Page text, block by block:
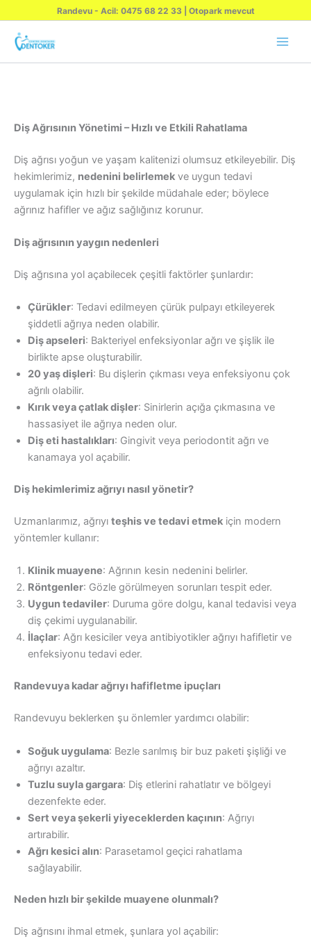
atla
Randevu - Acil: 0475 68 22 33 | Otopark mevcut
Diş Ağrısının Yönetimi – Hızlı ve Etkili Rahatlama
Diş ağrısı yoğun ve yaşam kalitenizi olumsuz etkileyebilir. Diş
hekimlerimiz, nedenini belirlemek ve uygun tedavi
uygulamak için hızlı bir şekilde müdahale eder; böylece
ağrınız hafifler ve ağız sağlığınız korunur.
Diş ağrısının yaygın nedenleri
Diş ağrısına yol açabilecek çeşitli faktörler şunlardır:
Çürükler: Tedavi edilmeyen çürük pulpayı etkileyerek
şiddetli ağrıya neden olabilir.
Diş apseleri: Bakteriyel enfeksiyonlar ağrı ve şişlik ile
birlikte apse oluşturabilir.
20 yaş dişleri: Bu dişlerin çıkması veya enfeksiyonu çok
ağrılı olabilir.
Kırık veya çatlak dişler: Sinirlerin açığa çıkmasına ve
hassasiyet ile ağrıya neden olur.
Diş eti hastalıkları: Gingivit veya periodontit ağrı ve
kanamaya yol açabilir.
Diş hekimlerimiz ağrıyı nasıl yönetir?
Uzmanlarımız, ağrıyı teşhis ve tedavi etmek için modern
yöntemler kullanır:
Klinik muayene: Ağrının kesin nedenini belirler.
Röntgenler: Gözle görülmeyen sorunları tespit eder.
Uygun tedaviler: Duruma göre dolgu, kanal tedavisi veya
diş çekimi uygulanabilir.
İlaçlar: Ağrı kesiciler veya antibiyotikler ağrıyı hafifletir ve
enfeksiyonu tedavi eder.
Randevuya kadar ağrıyı hafifletme ipuçları
Randevuyu beklerken şu önlemler yardımcı olabilir:
Soğuk uygulama: Bezle sarılmış bir buz paketi şişliği ve
ağrıyı azaltır.
Tuzlu suyla gargara: Diş etlerini rahatlatır ve bölgeyi
dezenfekte eder.
Sert veya şekerli yiyeceklerden kaçının: Ağrıyı
artırabilir.
Ağrı kesici alın: Parasetamol geçici rahatlama
sağlayabilir.
Neden hızlı bir şekilde muayene olunmalı?
Diş ağrısını ihmal etmek, şunlara yol açabilir: